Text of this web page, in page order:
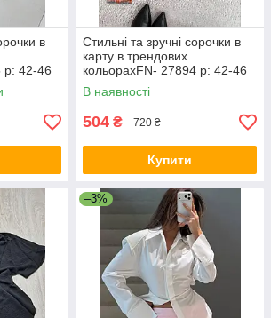
в
р: 42-46
Стильні та зручні сорочки в
карту в трендових
кольорахFN- 27894 р: 42-46
В наявності
504 ₴ 720 ₴
Купити
–3%